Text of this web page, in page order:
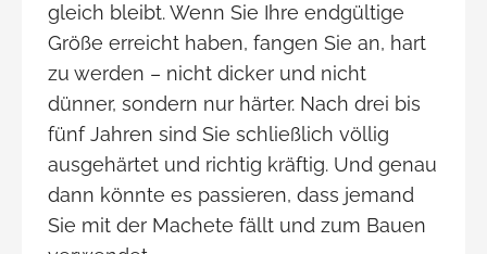
gleich bleibt. Wenn Sie Ihre endgültige
Größe erreicht haben, fangen Sie an, hart
zu werden – nicht dicker und nicht
dünner, sondern nur härter. Nach drei bis
fünf Jahren sind Sie schließlich völlig
ausgehärtet und richtig kräftig. Und genau
dann könnte es passieren, dass jemand
Sie mit der Machete fällt und zum Bauen